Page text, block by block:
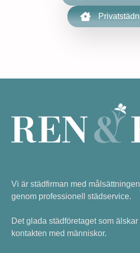
Vi är städfirman med
genom professionell städservice.
Det glada städföretaget som
kontakten med människor.